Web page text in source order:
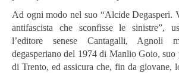
Ad ogni modo nel suo “Alcide Degasperi.
antifascista che sconfisse le sinistre”,
l’editore senese Cantagalli, Agnoli
degasperiano del 1974 di Manlio Goio, suo
di Trento, ed assicura che, fin da giovane,